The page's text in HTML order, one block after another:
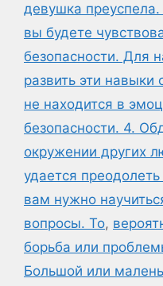
девушка
вы будете
безопасности. Для
развить эти навыки
не находится в
безопасности. 4.
окружении других
удается
вам нужно
вопросы. То,
борьба или
Большой или